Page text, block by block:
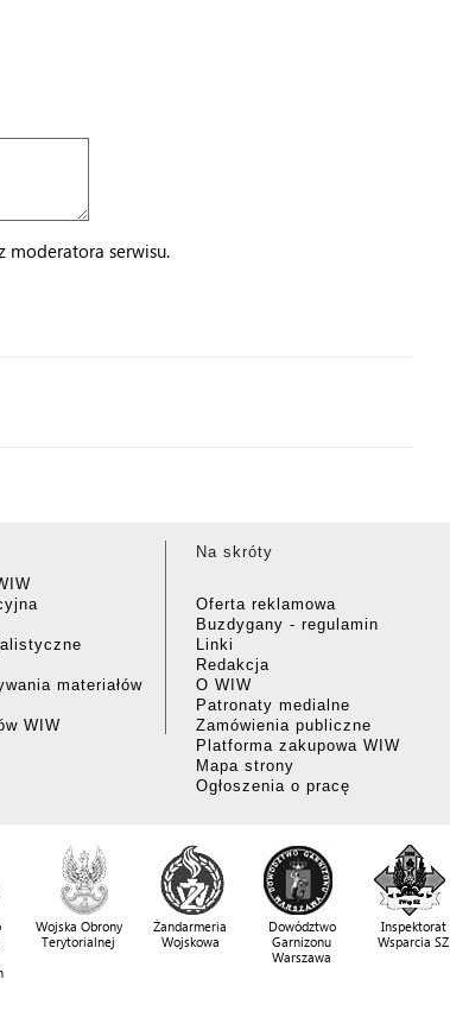
moderatora serwisu.
materiałów
WIW
Na skróty
Oferta reklamowa
Buzdygany - regulamin
Linki
Redakcja
O WIW
Patronaty medialne
Zamówienia publiczne
Platforma zakupowa WIW
Mapa strony
Ogłoszenia o pracę
Wojska Obrony
Terytorialnej
Żandarmeria
Wojskowa
Dowództwo
Garnizonu
Warszawa
Inspektorat
Wsparcia SZ